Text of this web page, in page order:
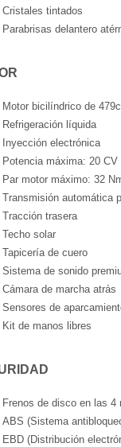
Cristales tintados
Parabrisas delantero
Motor bicilíndrico de
Refrigeración líquida
Inyección electrónica
Potencia máxima: 20 CV
Par motor máximo: 32
Transmisión automática
Tracción trasera
Techo solar
Tapicería de cuero
Sistema de sonido
Cámara de marcha atrás
Sensores de
Kit de manos libres
Frenos de disco en las 4
ABS (Sistema
EBD (Distribución